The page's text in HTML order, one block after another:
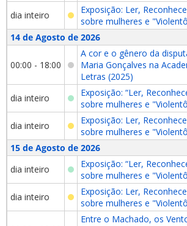
dia inteiro
Exposição: Ler,
sobre mulheres e
14 de Agosto de 2026
00:00 - 18:00
A cor e o gênero da
Maria Gonçalves na
Letras (2025)
dia inteiro
Exposição: “Ler,
sobre mulheres e
dia inteiro
Exposição: Ler,
sobre mulheres e
15 de Agosto de 2026
dia inteiro
Exposição: “Ler,
sobre mulheres e
dia inteiro
Exposição: Ler,
sobre mulheres e
Entre o Machado, os